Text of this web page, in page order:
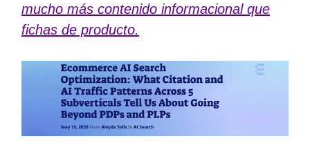
mucho más contenido informacional que
fichas de producto.